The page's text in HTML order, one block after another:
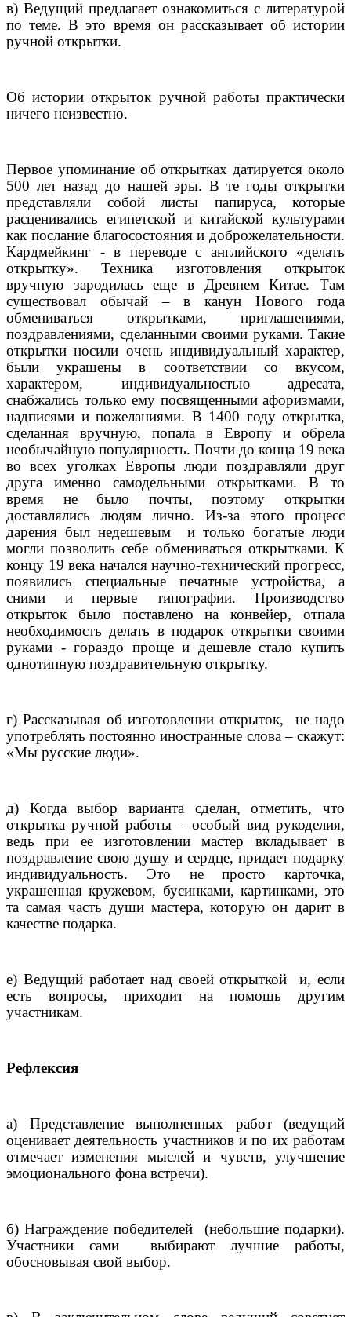
в) Ведущий предлагает ознакомиться с литературой
по теме. В это время он рассказывает об истории
ручной открытки.
Об истории открыток ручной работы практически
ничего неизвестно.
Первое упоминание об открытках датируется около
500 лет назад до нашей эры. В те годы открытки
представляли собой листы папируса, которые
расценивались египетской и китайской культурами
как послание благосостояния и доброжелательности.
Кардмейкинг - в переводе с английского «делать
открытку». Техника изготовления открыток
вручную зародилась еще в Древнем Китае. Там
существовал обычай – в канун Нового года
обмениваться открытками, приглашениями,
поздравлениями, сделанными своими руками. Такие
открытки носили очень индивидуальный характер,
были украшены в соответствии со вкусом,
характером, индивидуальностью адресата,
снабжались только ему посвященными афоризмами,
надписями и пожеланиями. В 1400 году открытка,
сделанная вручную, попала в Европу и обрела
необычайную популярность. Почти до конца 19 века
во всех уголках Европы люди поздравляли друг
друга именно самодельными открытками. В то
время не было почты, поэтому открытки
доставлялись людям лично. Из-за этого процесс
дарения был недешевым
и только богатые люди
могли позволить себе обмениваться открытками. К
концу 19 века начался научно-технический прогресс,
появились специальные печатные устройства, а
сними и первые типографии. Производство
открыток было поставлено на конвейер, отпала
необходимость делать в подарок открытки своими
руками - гораздо проще и дешевле стало купить
однотипную поздравительную открытку.
г) Рассказывая об изготовлении открыток,
не надо
употреблять постоянно иностранные слова – скажут:
«Мы русские люди».
д) Когда выбор варианта сделан, отметить, что
открытка ручной работы – особый вид рукоделия,
ведь при ее изготовлении мастер вкладывает в
поздравление свою душу и сердце, придает подарку
индивидуальность. Это не просто карточка,
украшенная кружевом, бусинками, картинками, это
та самая часть души мастера, которую он дарит в
качестве подарка.
е) Ведущий работает над своей открыткой
и, если
есть вопросы, приходит на помощь другим
участникам.
Рефлексия
а) Представление выполненных работ (ведущий
оценивает деятельность участников и по их работам
отмечает изменения мыслей и чувств, улучшение
эмоционального фона встречи).
б) Награждение победителей
(небольшие подарки).
Участники сами
выбирают лучшие работы,
обосновывая свой выбор.